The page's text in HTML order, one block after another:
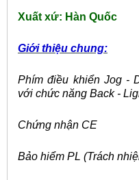
Xuất xứ: Hàn Quốc
Giới thiệu chung:
Phím điều khiển Jog -
với chức năng Back -
Chứng nhận CE
Bảo hiểm PL (Trách